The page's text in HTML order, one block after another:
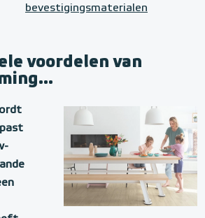
bevestigingsmaterialen
voordelen van